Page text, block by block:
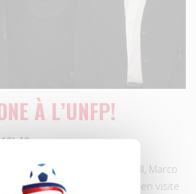
À L’UNFP!
la France et de son football, Marco
du PSG et de Monaco, était en visite